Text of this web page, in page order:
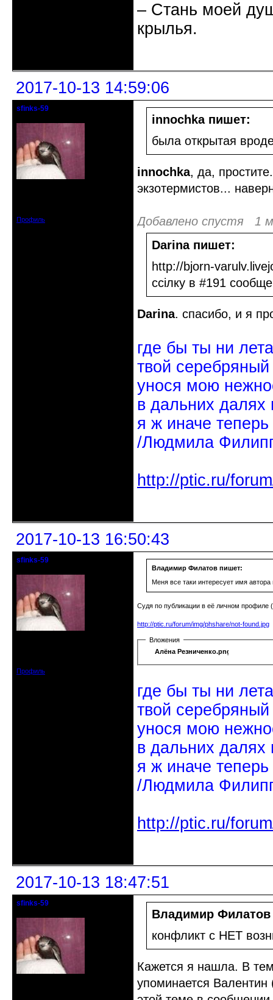
– Стань моей
крылья.
2017-10-13 14:59:06
sfinks-59
Профиль
innochka пишет:
была открытая
innochka, да,
экзотермистов...
Добавлено спустя 1
Darina пишет:
http://bjorn-
ссілку в #191
Darina. спасибо, и я
где бы ты ни
твой
унося мою
в дальних
я ж иначе
/Людмила
http://ptic.ru/
2017-10-13 16:50:43
sfinks-59
Профиль
Владимир Филатов пишет:
Меня все таки интересует имя
Судя по публикации в её личном
http://ptic.ru/forum/img/phshare/not-found.jpg
Вложения
Алёна Резниченко.png
где бы ты ни
твой
унося мою
в дальних
я ж иначе
/Людмила
http://ptic.ru/
2017-10-13 18:47:51
sfinks-59
Владимир
конфликт с НЕТ
Кажется я нашла. В
упоминается